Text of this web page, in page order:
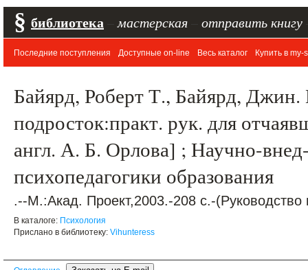
§ библиотека мастерская отправить книгу
Последние поступления Доступные on-line Весь каталог Купить в my-
Байярд, Роберт Т., Байярд,
подросток:практ. рук. для
англ. А. Б. Орлова] ; Научно-
психопедагогики образования
.--М.:Акад. Проект,2003.-208 с.-(Руководство
В каталоге: Психология
Прислано в библиотеку: Vihunteress